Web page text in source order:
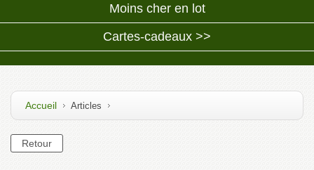
Moins cher en lot
Cartes-cadeaux >>
Accueil Articles